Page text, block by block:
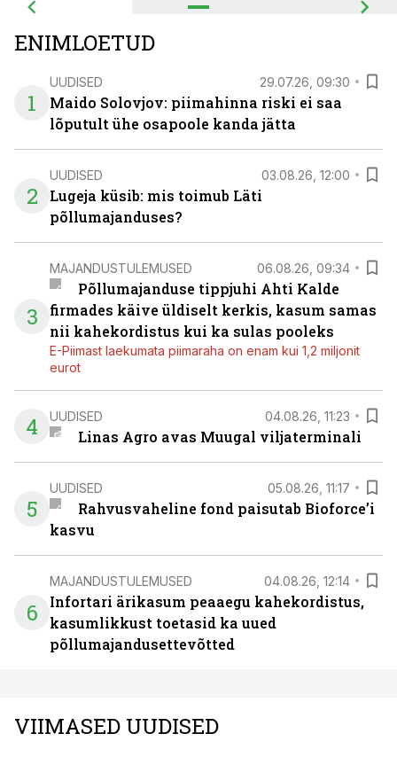
ENIMLOETUD
1
UUDISED 29.07.26, 09:30
Maido Solovjov: piimahinna riski ei saa
lõputult ühe osapoole kanda jätta
2
UUDISED 03.08.26, 12:00
Lugeja küsib: mis toimub Läti
põllumajanduses?
3
MAJANDUSTULEMUSED 06.08.26, 09:34
Põllumajanduse tippjuhi Ahti Kalde
firmades käive üldiselt kerkis, kasum samas
nii kahekordistus kui ka sulas pooleks
E-Piimast laekumata piimaraha on enam kui 1,2 miljonit
eurot
4 UUDISED 04.08.26, 11:23
Linas Agro avas Muugal viljaterminali
5
UUDISED 05.08.26, 11:17
Rahvusvaheline fond paisutab Bioforce’i
kasvu
6
MAJANDUSTULEMUSED 04.08.26, 12:14
Infortari ärikasum peaaegu kahekordistus,
kasumlikkust toetasid ka uued
põllumajandusettevõtted
VIIMASED UUDISED